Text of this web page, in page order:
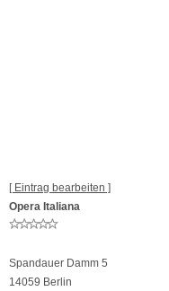
[ Eintrag bearbeiten ]
Opera Italiana
Spandauer Damm 5
14059 Berlin